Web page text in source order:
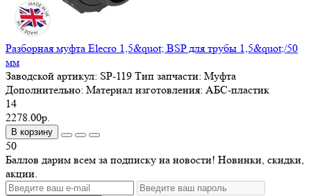
Разборная муфта Elecro 1,5&quot; BSP для трубы 1,5&quot;/50
мм
Заводской артикул: SP-119 Тип запчасти: Муфта
Дополнительно: Материал изготовления: АБС-пластик
14
2278.00р.
В корзину
50
Баллов дарим всем за подписку на новости! Новинки, скидки,
акции.